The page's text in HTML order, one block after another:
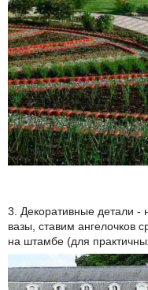
3. Декоративные детали -
вазы, ставим ангелочков
на штамбе (для